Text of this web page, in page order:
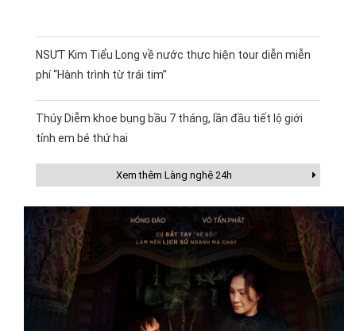
NSƯT Kim Tiểu Long về nước thực hiện tour diễn miễn
phí “Hành trình từ trái tim”
Thúy Diễm khoe bụng bầu 7 tháng, lần đầu tiết lộ giới
tính em bé thứ hai
Xem thêm Làng nghệ 24h